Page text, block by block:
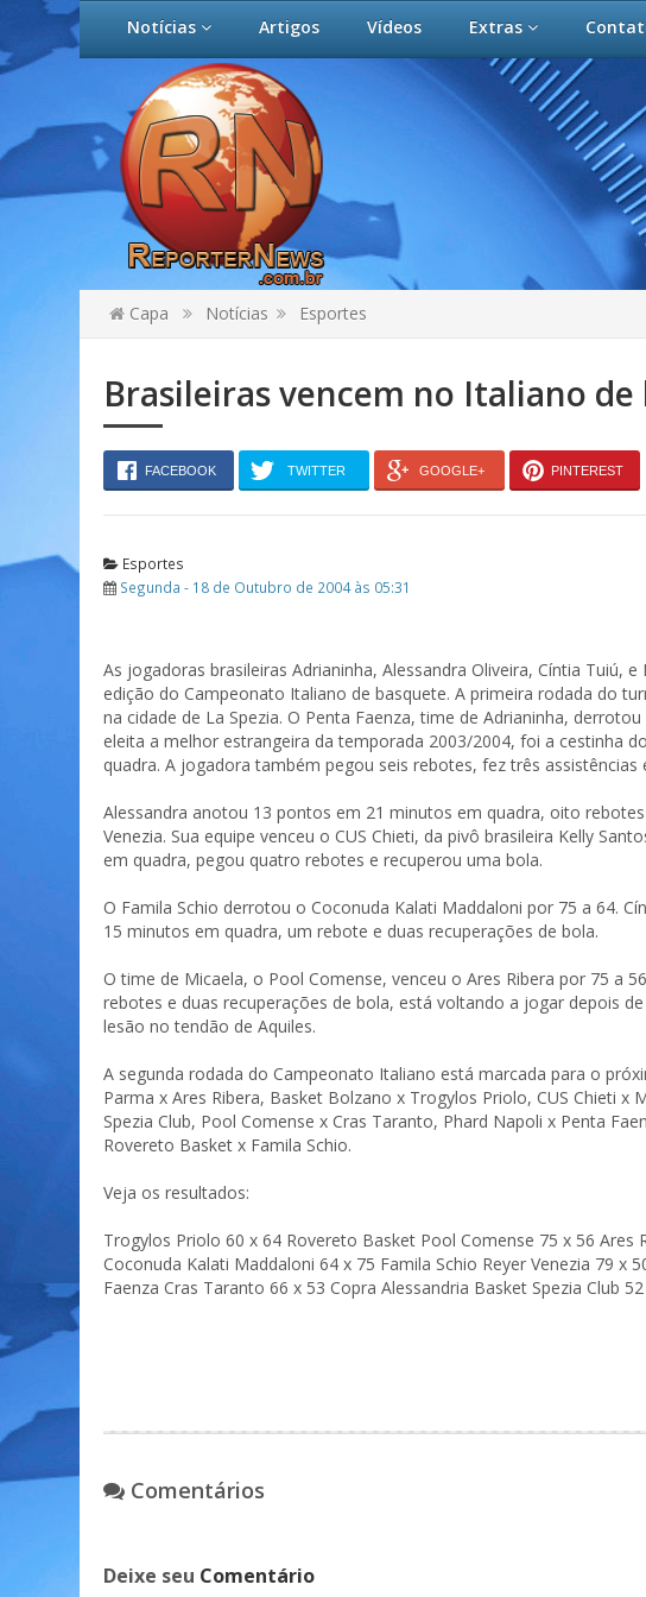
Notícias Artigos Vídeos Extras
Capa Notícias Esportes
Brasileiras vencem no Italiano de
FACEBOOK TWITTER GOOGLE+ PINTEREST
Esportes
Segunda - 18 de Outubro de 2004 às 05:31
As jogadoras brasileiras Adrianinha, Alessandra Oliveira, Cíntia Tuiú,
edição do Campeonato Italiano de basquete. A primeira rodada do
na cidade de La Spezia. O Penta Faenza, time de Adrianinha,
eleita a melhor estrangeira da temporada 2003/2004, foi a cestinha
quadra. A jogadora também pegou seis rebotes, fez três assistências
Alessandra anotou 13 pontos em 21 minutos em quadra, oito
Venezia. Sua equipe venceu o CUS Chieti, da pivô brasileira Kelly
em quadra, pegou quatro rebotes e recuperou uma bola.
O Famila Schio derrotou o Coconuda Kalati Maddaloni por 75 a 64.
15 minutos em quadra, um rebote e duas recuperações de bola.
O time de Micaela, o Pool Comense, venceu o Ares Ribera por 75 a
rebotes e duas recuperações de bola, está voltando a jogar depois
lesão no tendão de Aquiles.
A segunda rodada do Campeonato Italiano está marcada para o
Parma x Ares Ribera, Basket Bolzano x Trogylos Priolo, CUS Chieti x
Spezia Club, Pool Comense x Cras Taranto, Phard Napoli x Penta
Rovereto Basket x Famila Schio.
Veja os resultados:
Trogylos Priolo 60 x 64 Rovereto Basket Pool Comense 75 x 56 Ares
Coconuda Kalati Maddaloni 64 x 75 Famila Schio Reyer Venezia 79 x
Faenza Cras Taranto 66 x 53 Copra Alessandria Basket Spezia Club
Comentários
Deixe seu Comentário